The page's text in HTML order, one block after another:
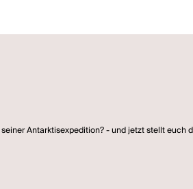
Antarktisexpedition? - und jetzt stellt euch